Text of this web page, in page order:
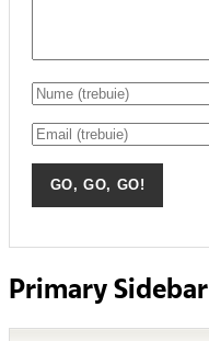
Primary Sidebar